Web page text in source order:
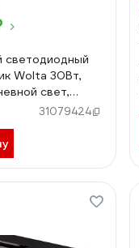
светодиодный
Wolta 30Вт,
свет,
IP40,
31079424